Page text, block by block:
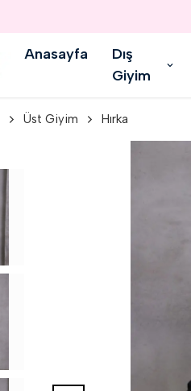
Anasayfa
Dış
Giyim
Üst Giyim Hırka